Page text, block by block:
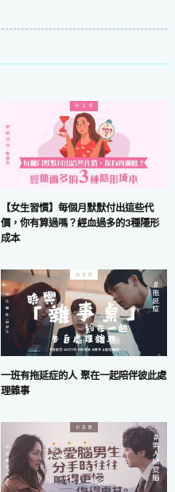
【女生習慣】每個月默默付出這些代
價，你有算過嗎？經血過多的3種隱形
成本
一班有拖延症的人 聚在一起陪伴彼此處
理雜事